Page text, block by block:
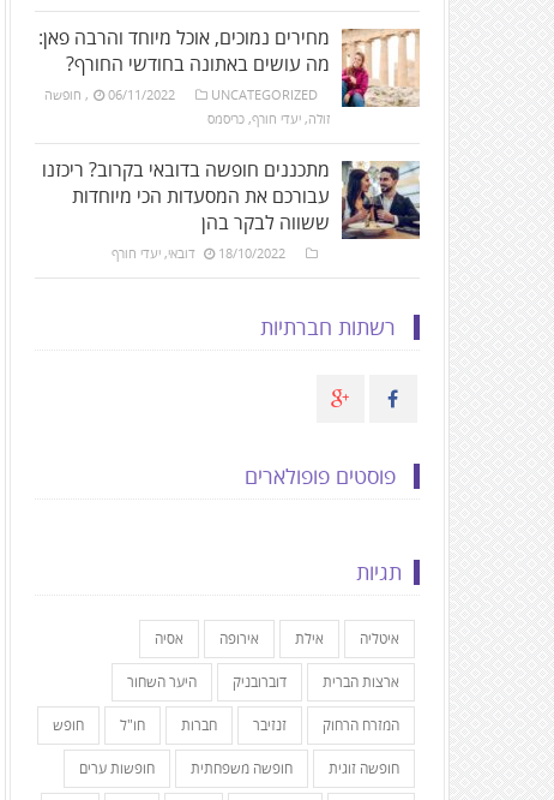
מחירים נמוכים, אוכל מיוחד והרבה פאן:
מה עושים באתונה בחודשי החורף?
06/11/2022 UNCATEGORIZED
, חופשה
זולה,יעדי חורף,כריסמס
מתכננים חופשה בדובאי בקרוב? ריכזנו
עבורכם את המסעדות הכי מיוחדות
ששווה לבקר בהן
18/10/2022 דובאי,יעדי חורף
רשתות חברתיות
פוסטים פופולארים
תגיות
איטליה אילת אירופה אסיה
ארצות הברית דוברובניק היער השחור
המזרח הרחוק זנזיבר חברות חו"ל חופש
חופשה זוגית חופשה משפחתית חופשות ערים